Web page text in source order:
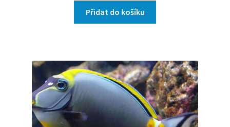
Přidat do košíku